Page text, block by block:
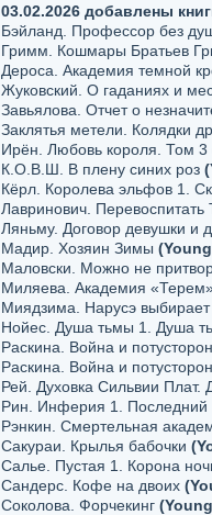
03.02.2026 добавлены
Бэйланд. Профессор без
Гримм. Кошмары Братьев
Дероса. Академия темной
Жуковский. О гаданиях и
Завьялова. Отчет о
Заклятья метели. Колядки
Ирён. Любовь короля. Том 3
К.О.В.Ш. В плену синих роз
Кёрл. Королева эльфов 1.
Лавринович. Перевоспитать
Ляньму. Договор девушки и
Мадир. Хозяин Зимы
Маловски. Можно не
Миляева. Академия
Миядзима. Нарусэ выбирает
Нойес. Душа тьмы 1. Душа
Раскина. Война и
Раскина. Война и
Рей. Духовка Сильвии Плат.
Рин. Инферия 1. Последний
Рэнкин. Смертельная
Сакураи. Крылья бабочки
Салье. Пустая 1. Корона
Сандерс. Кофе на двоих
Соколова. Форчекинг